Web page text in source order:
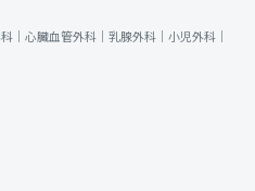
｜ 心臓血管外科｜ 乳腺外科｜ 小児外科｜